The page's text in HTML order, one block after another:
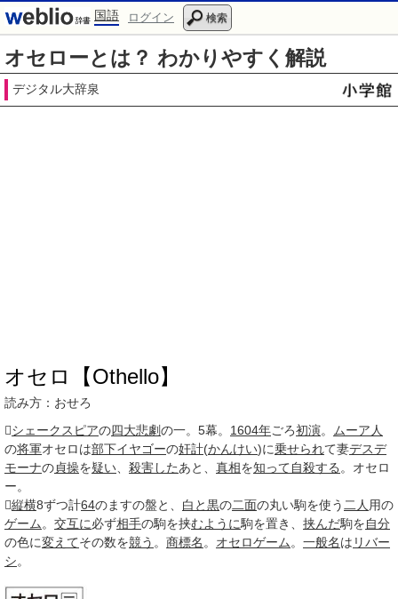
国語 ログイン 検索
オセローとは？ わかりやすく解説
デジタル大辞泉
オセロ【Othello】
読み方：おせろ
シェークスピアの四大悲劇の一。5幕。 1604年ごろ初演。
ムーア人
の将軍オセロは部下イヤゴーの奸計(かんけい)に乗せられて妻デスデ
モーナの貞操を疑い 殺害したあと、 真相を知って自殺する 。オセロ
ー。
縦横8ずつ計64のますの盤と、 白と黒の二面の丸い駒を使う 二人 用の
ゲーム 。 交互に必ず相手の駒を挟むように駒を置き、 挟んだ駒を自分
の色に変えてその数を競う 。 商標名 。 オセロゲーム 。 一般名は リバー
シ。